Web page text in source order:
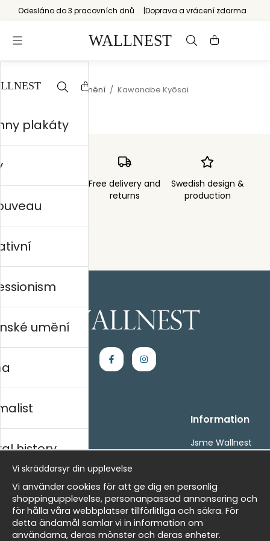
Odesláno do 3 pracovních dnů Doprava a vrácení zdarma
Start / Japonské umění / Kawanabe Kyōsai
Order sent within Free delivery and
returns
Swedish design &
production
Kontakta oss
- Returer och återbetalningar
- Leverans - enkelt, snabbt &amp; gratis
Om cookies
Mina favoriter
Information
Jsme Wallnest
Newsletter
plakáty
umění
history
Vi skräddarsyr din upplevelse
Vi använder cookies för att ge dig en personlig
shoppingupplevelse, personanpassad annonsering och
för hålla våra webbplatser tillförlitliga och säkra. För
detta ändamål samlar vi in information om
användarna, deras mönster och deras enheter.